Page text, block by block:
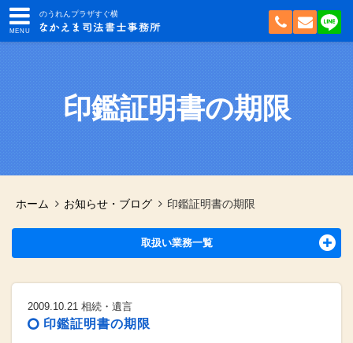
のうれんプラザすぐ横
印鑑証明書の期限
ホーム お知らせ・ブログ 印鑑証明書の期限
取扱い業務一覧
2009.10.21 相続・遺言
印鑑証明書の期限